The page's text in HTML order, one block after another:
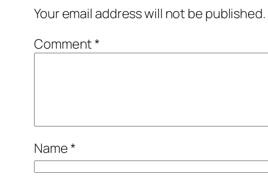
Your email address will not be published.
Comment*
Name*